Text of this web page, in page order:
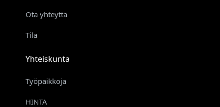
Ota yhteyttä
Tila
Yhteiskunta
Työpaikkoja
HINTA